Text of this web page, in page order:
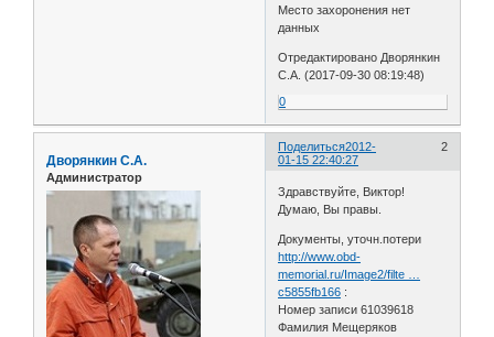
Место захоронения нет
данных
Отредактировано Дворянкин
С.А. (2017-09-30 08:19:48)
0
Поделиться 2
2012-
01-15 22:40:27
Дворянкин С.А.
Администратор
Здравствуйте, Виктор!
Думаю, Вы правы.
Документы, уточн.потери
http://www.obd-
memorial.ru/Image2/filte …
c5855fb166 :
Номер записи 61039618
Фамилия Мещеряков